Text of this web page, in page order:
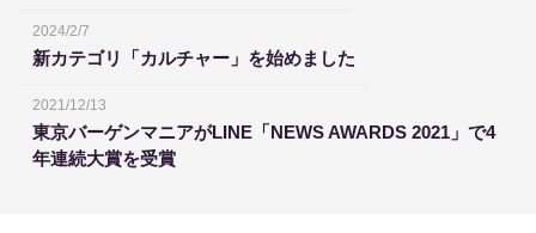
2024/2/7
新カテゴリ「カルチャー」を始めました
2021/12/13
東京バーゲンマニアがLINE「NEWS AWARDS 2021」で4
年連続大賞を受賞